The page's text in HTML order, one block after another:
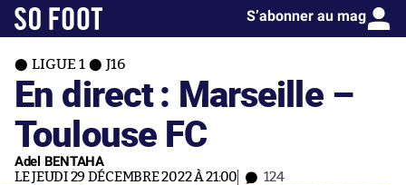
S’abonner au mag
LIGUE 1 J16
En direct : Marseille –
Toulouse FC
Adel BENTAHA
LE JEUDI 29 DÉCEMBRE 2022 À 21:00 124